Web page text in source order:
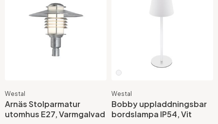
Westal
Arnäs Stolparmatur
utomhus E27, Varmgalvad
Westal
Bobby uppladdningsbar
bordslampa IP54, Vit